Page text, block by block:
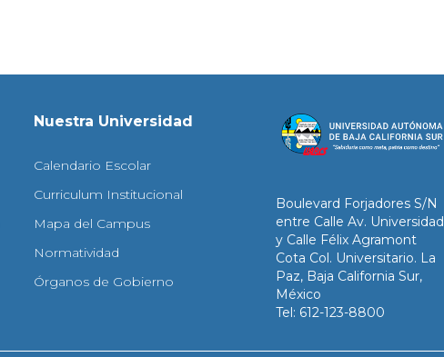
Nuestra Universidad
Calendario Escolar
Curriculum Institucional
Mapa del Campus
Normatividad
Órganos de Gobierno
Boulevard Forjadores S/N
entre Calle Av. Universidad
y Calle Félix Agramont
Cota Col. Universitario. La
Paz, Baja California Sur,
México
Tel: 612-123-8800